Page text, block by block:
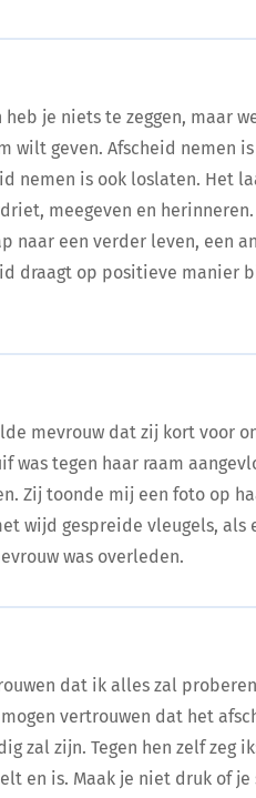
je niets te zeggen, maar
wilt geven. Afscheid nemen is
nemen is ook loslaten. Het
meegeven en
naar een verder leven, een
draagt op positieve manier
mevrouw dat zij kort voor
was tegen haar raam
Zij toonde mij een foto op
wijd gespreide vleugels, als
was overleden.
dat ik alles zal
vertrouwen dat het
zal zijn. Tegen hen zelf zeg
en is. Maak je niet druk of je